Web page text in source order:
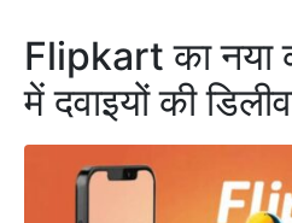
Flipkart का नया
में दवाइयों की